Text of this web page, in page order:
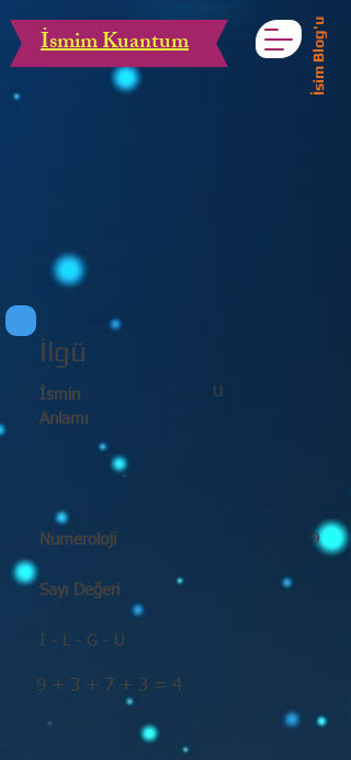
İsmim Kuantum İsim Blog'u
İlgü
U
İsmin
Anlamı
Numeroloji
Sayı Değeri
9
I - L - G - U
9 + 3 + 7 + 3 = 4